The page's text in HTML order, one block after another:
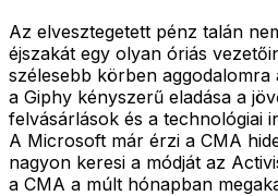
Az elvesztegetett pénz talán
éjszakát egy olyan óriás
szélesebb körben
a Giphy kényszerű eladása a
felvásárlások és a technológiai
A Microsoft már érzi a CMA
nagyon keresi a módját az
a CMA a múlt hónapban